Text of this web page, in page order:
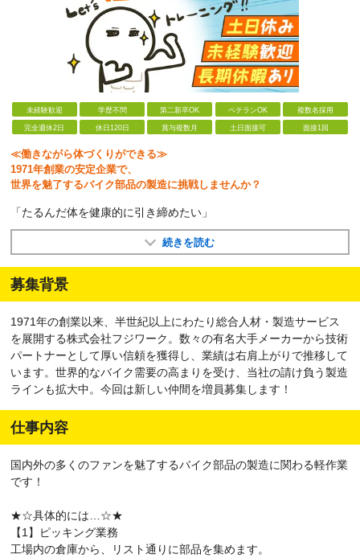
未経験歓迎 学歴不問 第二新卒OK ベテランOK 複数名採用
完全週休2日 休日120日 賞与複数月 土日面接可 面接1回
≪働きながら体づくりができる≫
1971年創業の安定企業で、
世界を魅了するバイク部品の製造に挑戦しませんか？
「たるんだ体を健康的に引き締めたい」
続きを読む
募集背景
1971年の創業以来、半世紀以上にわたり総合人材・製造サービス
を展開する株式会社フジワーク。数々の有名大手メーカーから技術
パートナーとして厚い信頼を獲得し、業績は右肩上がりで推移して
います。世界的なバイク需要の高まりを受け、当社の請け負う製造
ラインも拡大中。今回は新しい仲間を増員募集します！
仕事内容
国内外の多くのファンを魅了するバイク部品の製造に関わる軽作業
です！
★☆具体的には…☆★
【1】ピッキング業務
工場内の倉庫から、リスト通りに部品を集めます。